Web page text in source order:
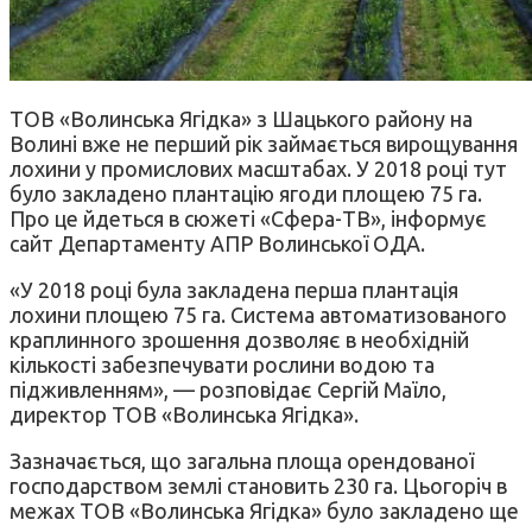
ТОВ «Волинська Ягідка» з Шацького району на
Волині вже не перший рік займається вирощування
лохини у промислових масштабах. У 2018 році тут
було закладено плантацію ягоди площею 75 га.
Про це йдеться в сюжеті «Сфера-ТВ», інформує
сайт Департаменту АПР Волинської ОДА.
«У 2018 році була закладена перша плантація
лохини площею 75 га. Система автоматизованого
краплинного зрошення дозволяє в необхідній
кількості забезпечувати рослини водою та
підживленням», — розповідає Сергій Маїло,
директор ТОВ «Волинська Ягідка».
Зазначається, що загальна площа орендованої
господарством землі становить 230 га. Цьогоріч в
межах ТОВ «Волинська Ягідка» було закладено ще